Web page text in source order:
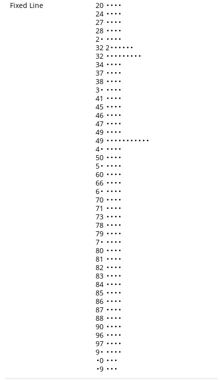
Fixed Line
20 • • • •
24 • • • •
27 • • • •
28 • • • •
2• • • • •
32 2• • • • • •
32 • • • • • • • • •
34 • • • •
37 • • • •
38 • • • •
3• • • • •
41 • • • •
45 • • • •
46 • • • •
47 • • • •
49 • • • •
49 • • • • • • • • • • •
4• • • • •
50 • • • •
5• • • • •
60 • • • •
66 • • • •
6• • • • •
70 • • • •
71 • • • •
73 • • • •
78 • • • •
79 • • • •
7• • • • •
80 • • • •
81 • • • •
82 • • • •
83 • • • •
84 • • • •
85 • • • •
86 • • • •
87 • • • •
88 • • • •
90 • • • •
96 • • • •
97 • • • •
9• • • • •
•0 • • •
•9 • • •